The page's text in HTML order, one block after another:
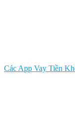
Các App Vay Tiền